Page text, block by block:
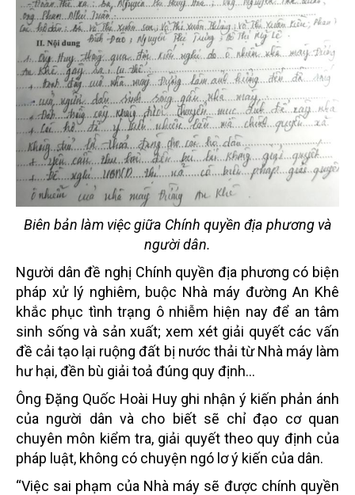
Biên bản làm việc giữa Chính quyền địa phương và
người dân.
Người dân đề nghị Chính quyền địa phương có biện
pháp xử lý nghiêm, buộc Nhà máy đường An Khê
khắc phục tình trạng ô nhiễm hiện nay để an tâm
sinh sống và sản xuất; xem xét giải quyết các vấn
đề cải tạo lại ruộng đất bị nước thải từ Nhà máy làm
hư hại, đền bù giải toả đúng quy định...
Ông Đặng Quốc Hoài Huy ghi nhận ý kiến phản ánh
của người dân và cho biết sẽ chỉ đạo cơ quan
chuyên môn kiểm tra, giải quyết theo quy định của
pháp luật, không có chuyện ngó lơ ý kiến của dân.
“Việc sai phạm của Nhà máy sẽ được chính quyền